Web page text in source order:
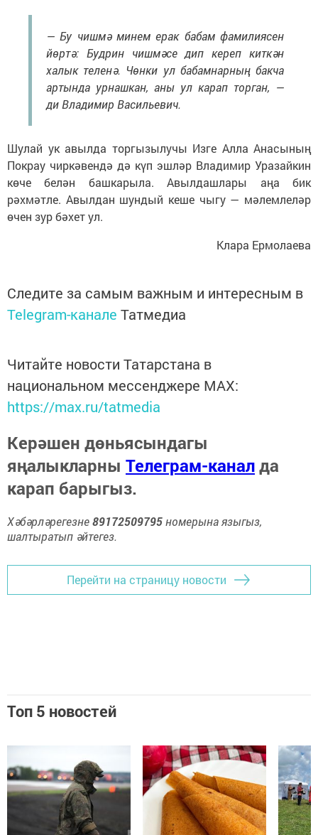
— Бу чишмә минем ерак бабам фамилиясен
йөртә: Будрин чишмәсе дип кереп киткән
халык теленә. Чөнки ул бабамнарның бакча
артында урнашкан, аны ул карап торган, —
ди Владимир Васильевич.
Шулай ук авылда торгызылучы Изге Алла Анасының
Покрау чиркәвендә дә күп эшләр Владимир Уразайкин
көче белән башкарыла. Авылдашлары аңа бик
рәхмәтле. Авылдан шундый кеше чыгу — мәлемлеләр
өчен зур бәхет ул.
Клара Ермолаева
Следите за самым важным и интересным в
Telegram-канале Татмедиа
Читайте новости Татарстана в
национальном мессенджере MАХ:
https://max.ru/tatmedia
Керәшен дөньясындагы
яңалыкларны Телеграм-каналда
карап барыгыз.
Хәбәрләрегезне89172509795номерына языгыз,
шалтыратып әйтегез.
Перейти на страницу новости
Топ 5 новостей